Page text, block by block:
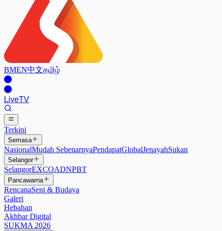
BMEN中文தமிழ்
LiveTV
Terkini
Semasa
NasionalMudah SebenarnyaPendapatGlobalJenayahSukan
Selangor
SelangorEXCOADNPBT
Pancawarna
RencanaSeni & Budaya
Galeri
Hebahan
Akhbar Digital
SUKMA 2026